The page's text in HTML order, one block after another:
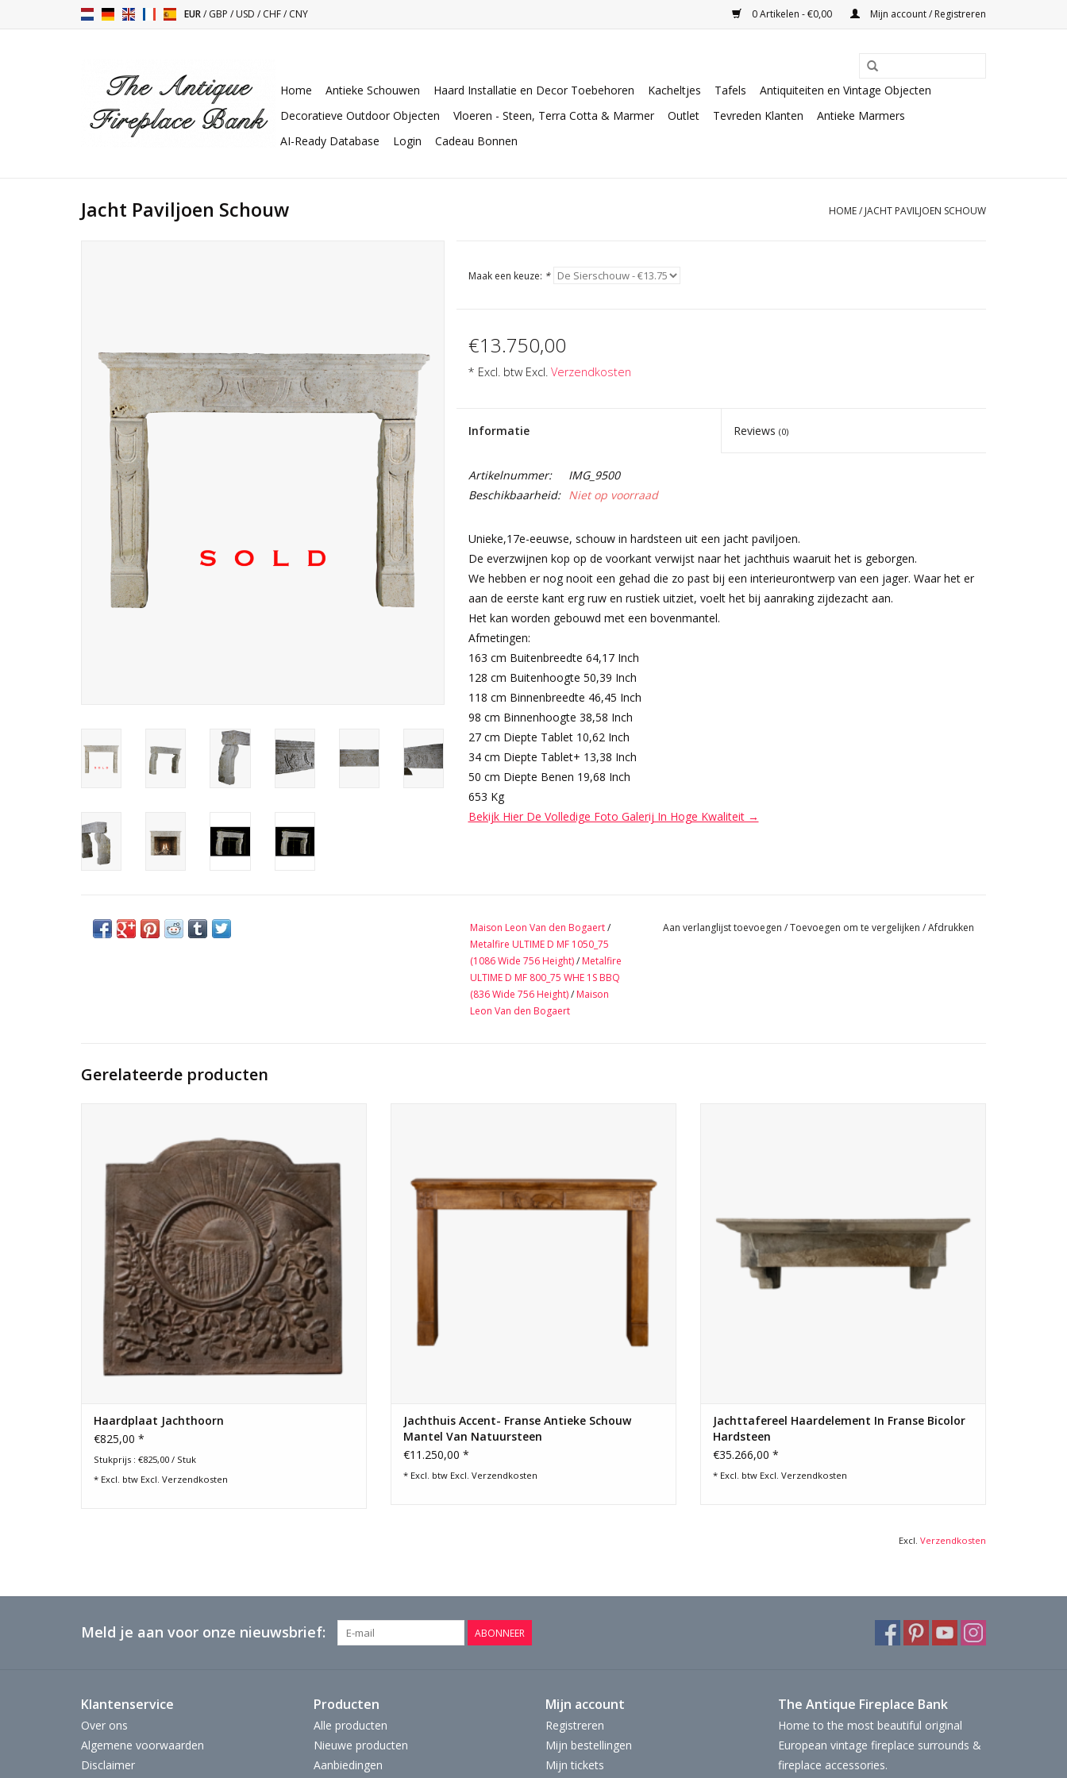
EUR/GBP /USD /CHF/CNY 0 Artikelen - €0,00 Mijn account / Registreren
Home Antieke Schouwen Haard Installatie en Decor Toebehoren Kacheltjes Tafels
Antiquiteiten en Vintage Objecten
Decoratieve Outdoor Objecten
Vloeren - Steen, Terra Cotta & Marmer Outlet Tevreden Klanten
Antieke Marmers
AI-Ready Database
Login Cadeau Bonnen
Jacht Paviljoen Schouw HOME/ JACHT PAVILJOEN SCHOUW
Maak een keuze: *
€13.750,00
* Excl. btw Excl. Verzendkosten
Informatie Reviews(0)
Artikelnummer:
IMG_9500
Beschikbaarheid:
Niet op voorraad
Unieke,17e-eeuwse, schouw in hardsteen uit een jacht paviljoen.
De everzwijnen kop op de voorkant verwijst naar het jachthuis waaruit het is geborgen.
We hebben er nog nooit een gehad die zo past bij een interieurontwerp van een jager. Waar het er
aan de eerste kant erg ruw en rustiek uitziet, voelt het bij aanraking zijdezacht aan.
Het kan worden gebouwd met een bovenmantel.
Afmetingen:
163 cm Buitenbreedte 64,17 Inch
128 cm Buitenhoogte 50,39 Inch
118 cm Binnenbreedte 46,45 Inch
98 cm Binnenhoogte 38,58 Inch
27 cm Diepte Tablet 10,62 Inch
34 cm Diepte Tablet+ 13,38 Inch
50 cm Diepte Benen 19,68 Inch
653 Kg
Bekijk Hier De Volledige Foto Galerij In Hoge Kwaliteit →
Maison Leon Van den Bogaert/
Metalfire ULTIME D MF 1050_75
(1086 Wide 756 Height)/ Metalfire
ULTIME D MF 800_75 WHE 1S BBQ
(836 Wide 756 Height)/ Maison
Leon Van den Bogaert
Aan verlanglijst toevoegen /Toevoegen om te vergelijken /Afdrukken
Gerelateerde producten
TOEVOEGEN AAN WINKELWAGEN
Haardplaat Jachthoorn
€825,00 *
Stukprijs : €825,00 / Stuk
* Excl. btw Excl. Verzendkosten
TOEVOEGEN AAN WINKELWAGEN
Jachthuis Accent- Franse Antieke Schouw
Mantel Van Natuursteen
€11.250,00 *
* Excl. btw Excl. Verzendkosten
Jachttafereel Haardelement In Franse Bicolor
Hardsteen
€35.266,00 *
* Excl. btw Excl. Verzendkosten
Excl. Verzendkosten
Meld je aan voor onze nieuwsbrief: ABONNEER
Klantenservice
Over ons
Algemene voorwaarden
Disclaimer
Producten
Alle producten
Nieuwe producten
Aanbiedingen
Mijn account
Registreren
Mijn bestellingen
Mijn tickets
The Antique Fireplace Bank
Home to the most beautiful original
European vintage fireplace surrounds &
fireplace accessories.